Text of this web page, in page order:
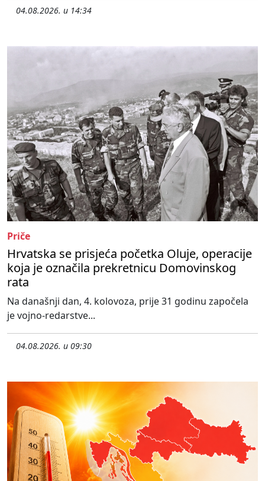
04.08.2026. u 14:34
Priče
Hrvatska se prisjeća početka Oluje, operacije
koja je označila prekretnicu Domovinskog
rata
Na današnji dan, 4. kolovoza, prije 31 godinu započela
je vojno-redarstve...
04.08.2026. u 09:30